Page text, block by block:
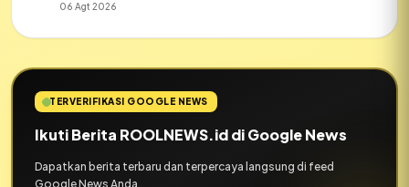
06 Agt 2026
TERVERIFIKASI GOOGLE NEWS
Ikuti Berita ROOLNEWS.id di Google News
Dapatkan berita terbaru dan terpercaya langsung di feed
Google News Anda.